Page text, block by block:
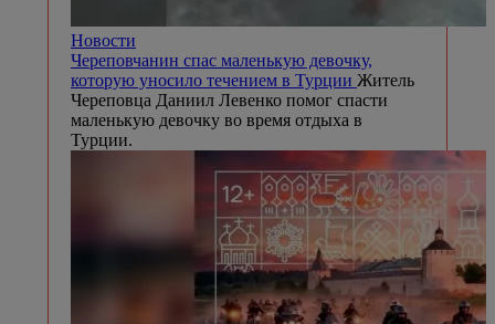
Новости
Череповчанин спас маленькую девочку,
которую уносило течением в Турции Житель
Череповца Даниил Левенко помог спасти
маленькую девочку во время отдыха в
Турции.